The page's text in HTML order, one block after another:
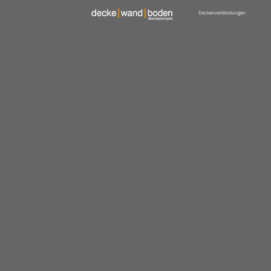
Deckenverkleidungen